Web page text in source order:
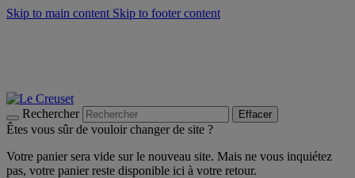
Skip to main content Skip to footer content
Rechercher Effacer
Êtes vous sûr de vouloir changer de site ?
Votre panier sera vide sur le nouveau site. Mais ne vous inquiétez
pas, votre panier reste disponible ici à votre retour.